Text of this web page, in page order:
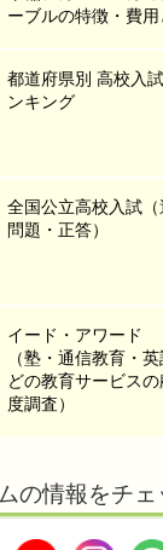
ーブルの特徴・費用
都道府県別 高校入
ンキング
全国公立高校入試
問題・正答）
イード・アワード
（塾・通信教育・
どの教育サービスの
度調査）
の情報をチェ